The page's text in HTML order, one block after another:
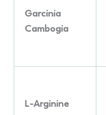
Garcinia
Cambogia
L-Arginine